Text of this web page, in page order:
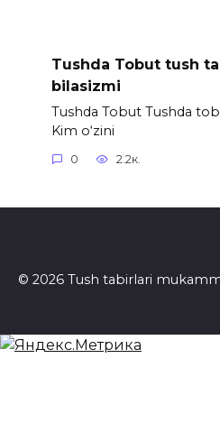
Tushda Tobut tush
bilasizmi
Tushda Tobut Tushda
Kim o‘zini
0 2.2к.
© 2026 Tush tabirlari